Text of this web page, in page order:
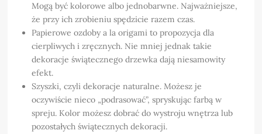
Mogą być kolorowe albo jednobarwne. Najważniejsze,
że przy ich zrobieniu spędzicie razem czas.
Papierowe ozdoby a la origami to propozycja dla
cierpliwych i zręcznych. Nie mniej jednak takie
dekoracje świątecznego drzewka dają niesamowity
efekt.
Szyszki, czyli dekoracje naturalne. Możesz je
oczywiście nieco „podrasować”, spryskując farbą w
spreju. Kolor możesz dobrać do wystroju wnętrza lub
pozostałych świątecznych dekoracji.